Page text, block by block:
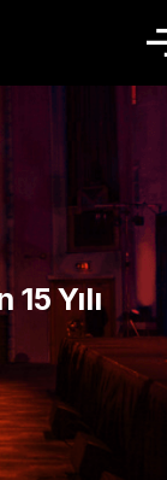
Yılı